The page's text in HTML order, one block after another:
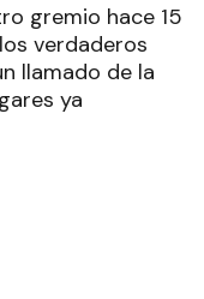
gremio hace 15
verdaderos
llamado de la
ya